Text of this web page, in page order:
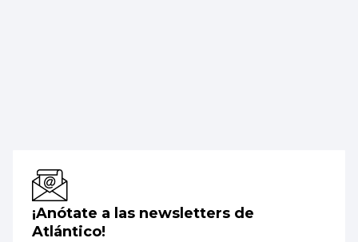
¡Anótate a las newsletters de
Atlántico!